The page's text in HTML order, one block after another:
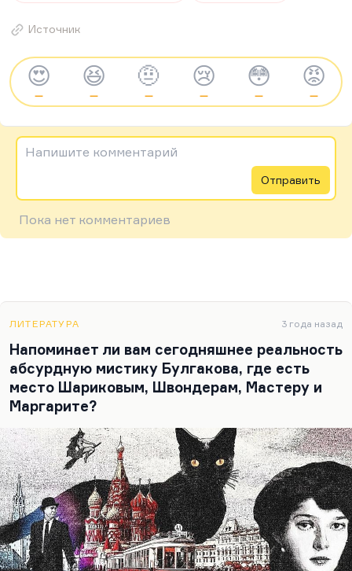
Источник
😍
—
😆
—
🤨
—
😢
—
😳
—
😡
—
Напишите комментарий
Отправить
Пока нет комментариев
ЛИТЕРАТУРА 3 года назад
Напоминает ли вам сегодняшнее реальность
абсурдную мистику Булгакова, где есть
место Шариковым, Швондерам, Мастеру и
Маргарите?